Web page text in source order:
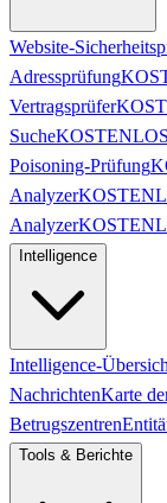
Website-
Adressprüfung
Vertragsprüfer
SucheKOSTENLOS
Poisoning-Prüfung
Analyzer
Analyzer
Intelligence
Intelligence-
NachrichtenKarte
Betrugszentren
Tools & Berichte